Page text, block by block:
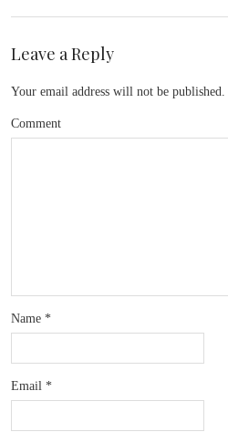
Leave a Reply
Your email address will not be published.
Comment
Name *
Email *